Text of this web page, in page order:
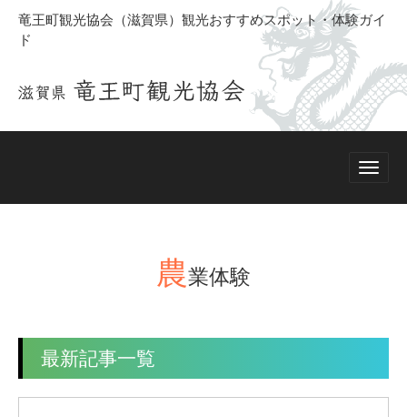
竜王町観光協会（滋賀県）観光おすすめスポット・体験ガイ
ド
農業体験
最新記事一覧